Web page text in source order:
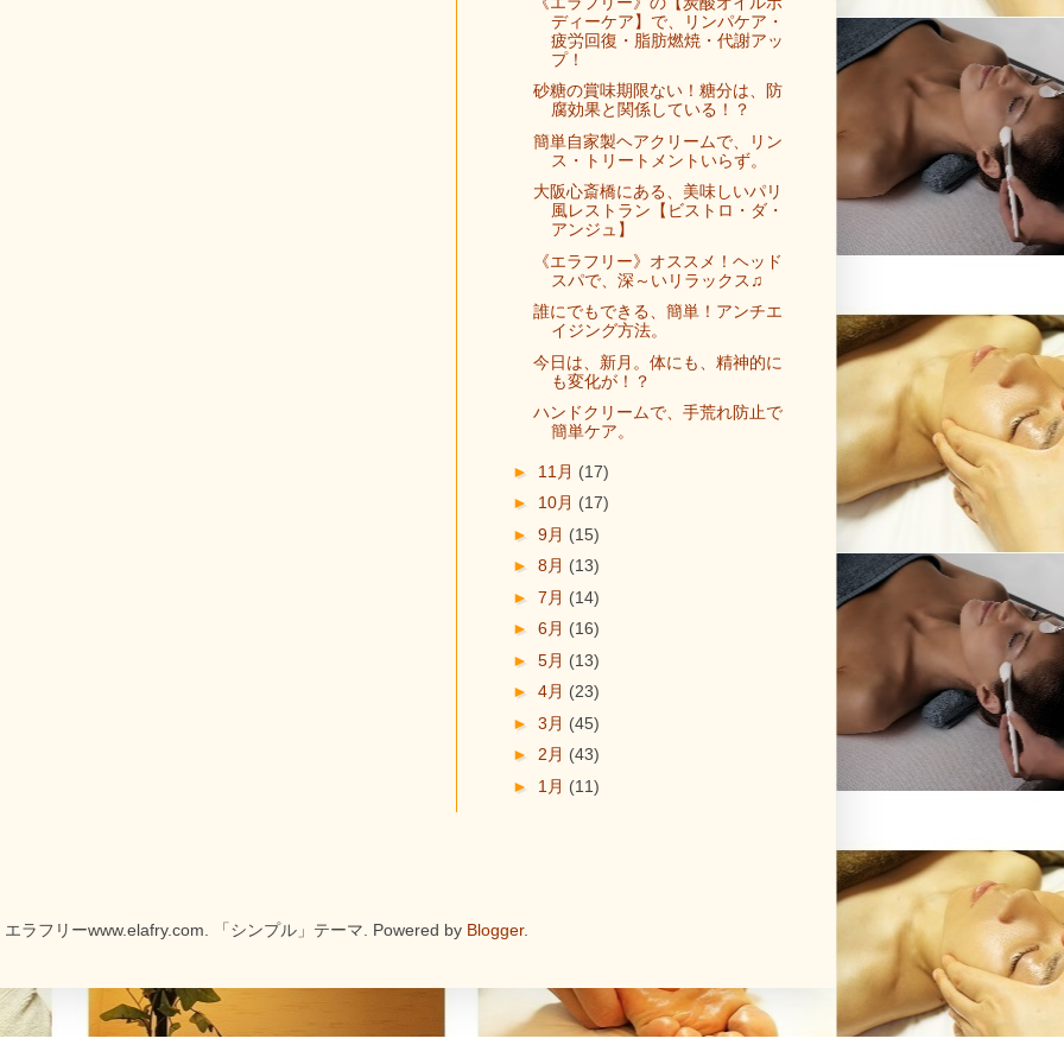
ディーケア】で、リンパケア・
疲労回復・脂肪燃焼・代謝アッ
プ！
砂糖の賞味期限ない！糖分は、防
腐効果と関係している！？
簡単自家製ヘアクリームで、リン
ス・トリートメントいらず。
大阪心斎橋にある、美味しいパリ
風レストラン【ビストロ・ダ・
アンジュ】
《エラフリー》オススメ！ヘッド
スパで、深～いリラックス♫
誰にでもできる、簡単！アンチエ
イジング方法。
今日は、新月。体にも、精神的に
も変化が！？
ハンドクリームで、手荒れ防止で
簡単ケア。
► 11月 (17)
► 10月 (17)
► 9月 (15)
► 8月 (13)
► 7月 (14)
► 6月 (16)
► 5月 (13)
► 4月 (23)
► 3月 (45)
► 2月 (43)
► 1月 (11)
エラフリーwww.elafry.com. 「シンプル」テーマ. Powered by Blogger.